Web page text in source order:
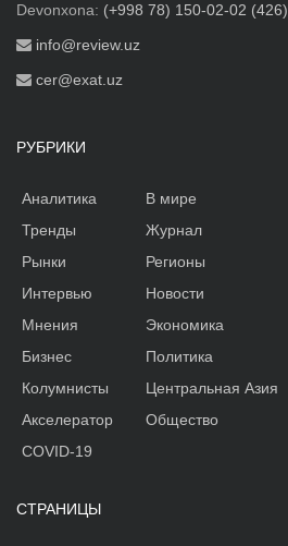
Devonxona: (+998 78) 150-02-02 (426)
info@review.uz
cer@exat.uz
РУБРИКИ
Аналитика
Тренды
Рынки
Интервью
Мнения
Бизнес
Колумнисты
Акселератор
В мире
Журнал
Регионы
Новости
Экономика
Политика
Центральная Азия
Общество
COVID-19
СТРАНИЦЫ